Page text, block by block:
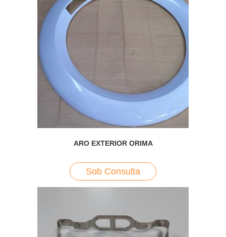
ARO EXTERIOR ORIMA
Sob Consulta